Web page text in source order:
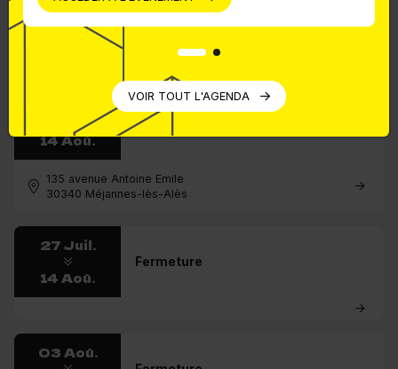
375 rue Emile Picard
14 Aoû.
Fermeture
135 avenue Antoine Emile
30340 Méjannes-lès-Alès
27 Juil.
14 Aoû.
Fermeture
03 Aoû.
VOIR TOUT L'AGENDA